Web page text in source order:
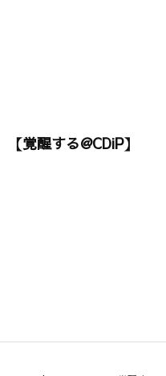
【覚醒する@CDiP】